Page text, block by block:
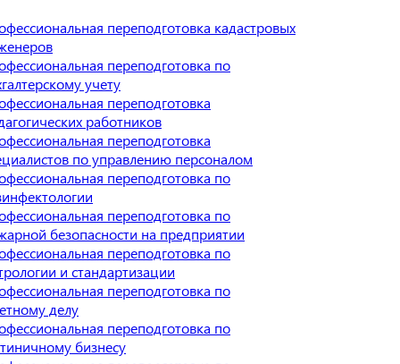
переподготовка кадастровых
переподготовка по
учету
переподготовка
работников
переподготовка
по управлению персоналом
переподготовка по
переподготовка по
безопасности на предприятии
переподготовка по
и стандартизации
переподготовка по
делу
переподготовка по
бизнесу